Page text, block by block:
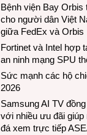
Bệnh viện Bay
cho người dân Việt
giữa FedEx và Orbis
Fortinet và Intel hợp
an ninh mạng SPU
Sức mạnh các hộ
2026
Samsung AI TV
với nhiều ưu đãi
đá xem trực tiếp